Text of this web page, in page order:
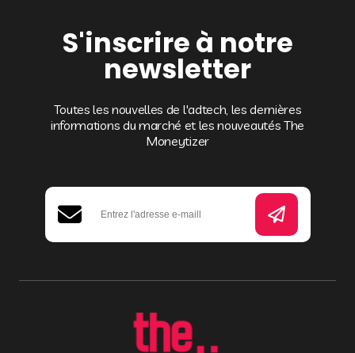
S'inscrire à notre
newsletter
Toutes les nouvelles de l'adtech, les dernières
informations du marché et les nouveautés The
Moneytizer